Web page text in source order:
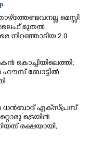
മെസ്സി
മുതല്‍
നിറഞ്ഞാടിയ 2.0
കൊച്ചിയിലെത്തി;
ഹൗസ് ബോട്ടിൽ
ധൻബാദ് എക്‌സ്പ്രസ്
ട്രെയിൻ
രക്ഷയായി,